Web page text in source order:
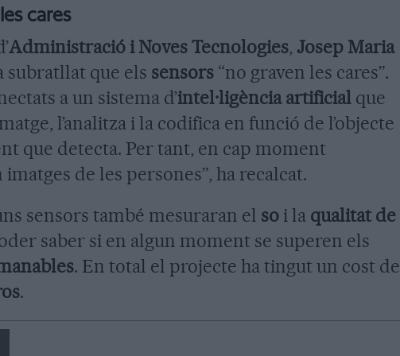
cares
Administració i Noves Tecnologies, Josep Maria
subratllat que els sensors “no graven les cares”.
a un sistema d’intel·ligència artificial que
l’analitza i la codifica en funció de l’objecte
que detecta. Per tant, en cap moment
de les persones”, ha recalcat.
sensors també mesuraran el so i la qualitat de
saber si en algun moment se superen els
. En total el projecte ha tingut un cost de
.